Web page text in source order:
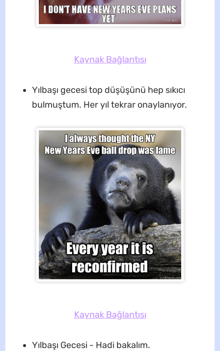
Kaynak Bağlantısı
Yılbaşı gecesi top düşüşünü hep sıkıcı
bulmuştum. Her yıl tekrar onaylanıyor.
Kaynak Bağlantısı
Yılbaşı Gecesi - Hadi bakalım.